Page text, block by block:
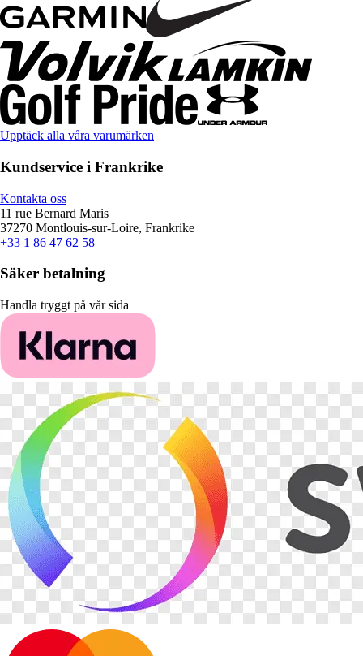
Upptäck alla våra varumärken
Kundservice i Frankrike
Kontakta oss
11 rue Bernard Maris
37270 Montlouis-sur-Loire, Frankrike
+33 1 86 47 62 58
Säker betalning
Handla tryggt på vår sida